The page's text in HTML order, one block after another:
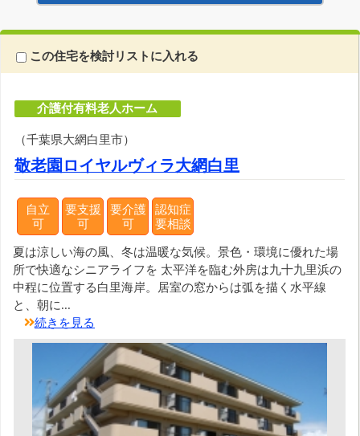
この住宅を検討リストに入れる
介護付有料老人ホーム
（千葉県大網白里市）
敬老園ロイヤルヴィラ大網白里
自立
可
要支援
可
要介護
可
認知症
要相談
夏は涼しい海の風、冬は温暖な気候。景色・環境に優れた場
所で快適なシニアライフを 太平洋を臨む外房は九十九里浜の
中程に位置する白里海岸。居室の窓からは弧を描く水平線
と、朝に...
続きを見る